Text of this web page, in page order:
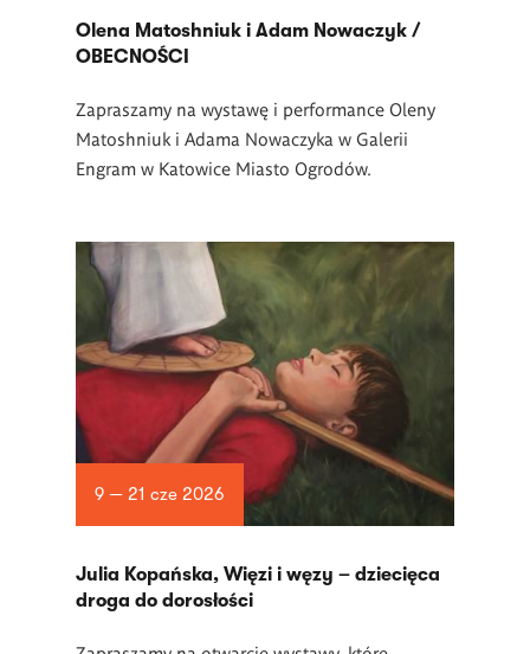
Olena Matoshniuk i Adam Nowaczyk /
OBECNOŚCI
Zapraszamy na wystawę i performance Oleny
Matoshniuk i Adama Nowaczyka w Galerii
Engram w Katowice Miasto Ogrodów.
9 — 21 cze 2026
Julia Kopańska, Więzi i węzy – dziecięca
droga do dorosłości